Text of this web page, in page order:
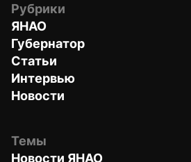
Рубрики
ЯНАО
Губернатор
Статьи
Интервью
Новости
Темы
Новости ЯНАО